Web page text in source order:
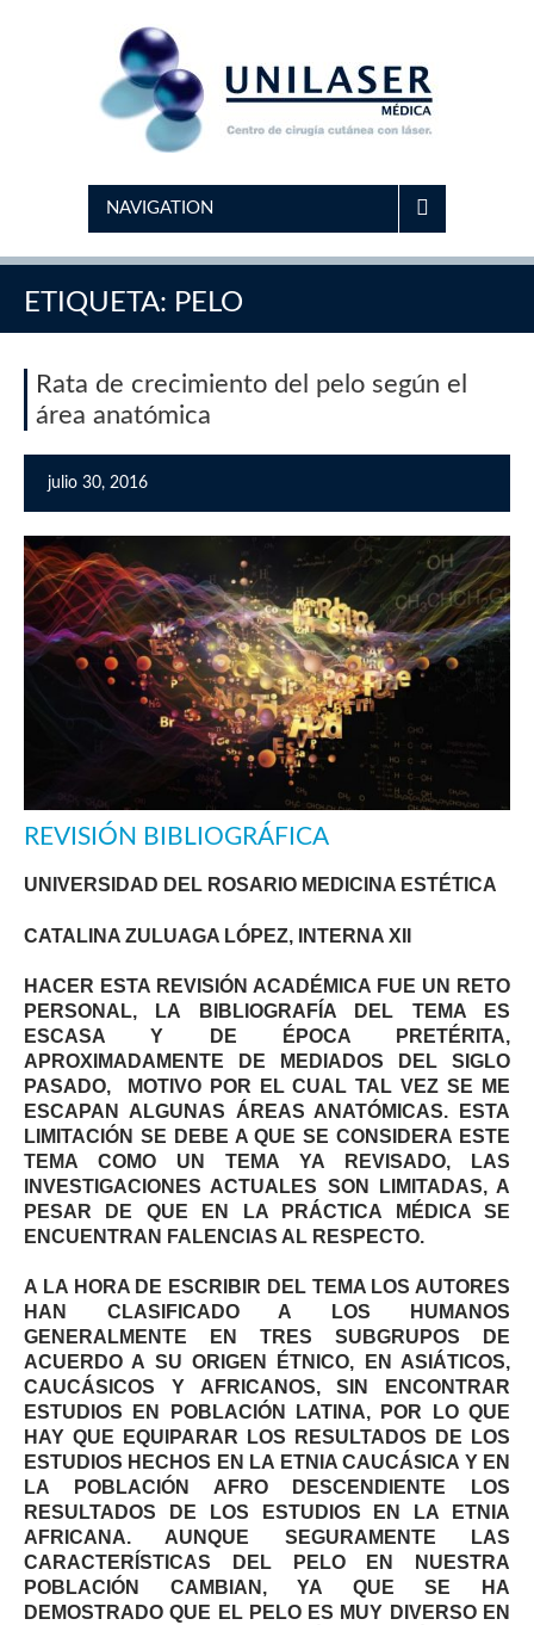
NAVIGATION
ETIQUETA: PELO
Rata de crecimiento del pelo según el
área anatómica
julio 30, 2016
REVISIÓN BIBLIOGRÁFICA
UNIVERSIDAD DEL ROSARIO MEDICINA ESTÉTICA
CATALINA ZULUAGA LÓPEZ, INTERNA XII
HACER ESTA REVISIÓN ACADÉMICA FUE UN RETO
PERSONAL, LA BIBLIOGRAFÍA DEL TEMA ES
ESCASA Y DE ÉPOCA PRETÉRITA,
APROXIMADAMENTE DE MEDIADOS DEL SIGLO
PASADO, MOTIVO POR EL CUAL TAL VEZ SE ME
ESCAPAN ALGUNAS ÁREAS ANATÓMICAS. ESTA
LIMITACIÓN SE DEBE A QUE SE CONSIDERA ESTE
TEMA COMO UN TEMA YA REVISADO, LAS
INVESTIGACIONES ACTUALES SON LIMITADAS, A
PESAR DE QUE EN LA PRÁCTICA MÉDICA SE
ENCUENTRAN FALENCIAS AL RESPECTO.
A LA HORA DE ESCRIBIR DEL TEMA LOS AUTORES
HAN CLASIFICADO A LOS HUMANOS
GENERALMENTE EN TRES SUBGRUPOS DE
ACUERDO A SU ORIGEN ÉTNICO, EN ASIÁTICOS,
CAUCÁSICOS Y AFRICANOS, SIN ENCONTRAR
ESTUDIOS EN POBLACIÓN LATINA, POR LO QUE
HAY QUE EQUIPARAR LOS RESULTADOS DE LOS
ESTUDIOS HECHOS EN LA ETNIA CAUCÁSICA Y EN
LA POBLACIÓN AFRO DESCENDIENTE LOS
RESULTADOS DE LOS ESTUDIOS EN LA ETNIA
AFRICANA. AUNQUE SEGURAMENTE LAS
CARACTERÍSTICAS DEL PELO EN NUESTRA
POBLACIÓN CAMBIAN, YA QUE SE HA
DEMOSTRADO QUE EL PELO ES MUY DIVERSO EN